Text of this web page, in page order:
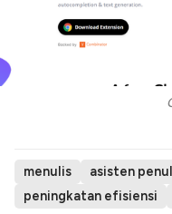
menulis asisten
peningkatan efisiensi